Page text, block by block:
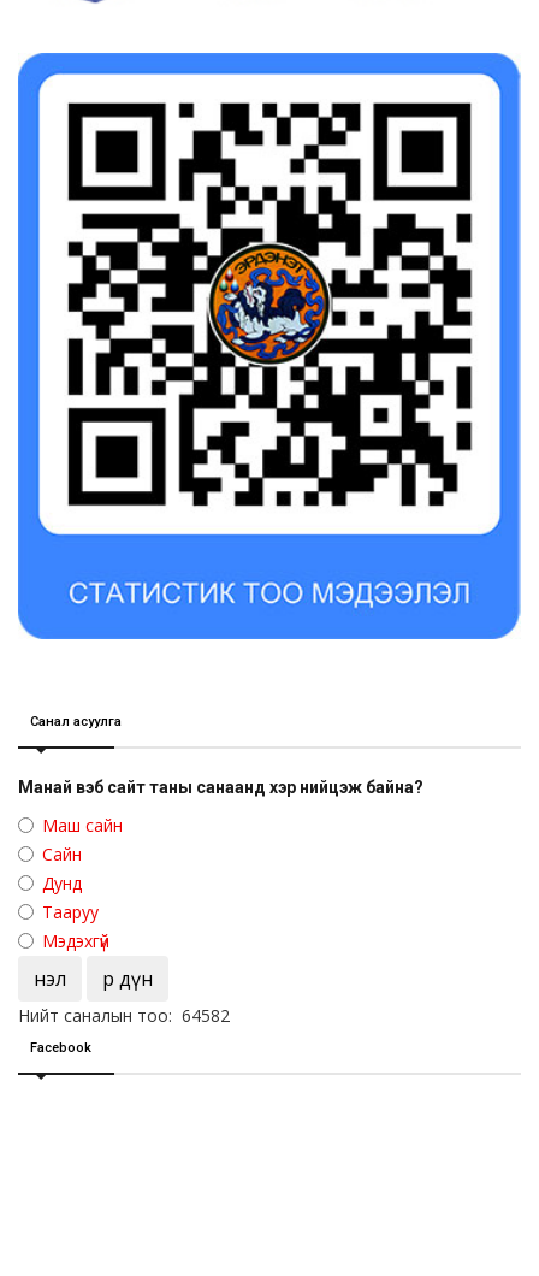
Санал асуулга
Манай вэб сайт таны санаанд хэр нийцэж байна?
Маш сайн
Сайн
Дунд
Тааруу
Мэдэхгүй
Үнэл Үр дүн
Нийт саналын тоо: 64582
Facebook